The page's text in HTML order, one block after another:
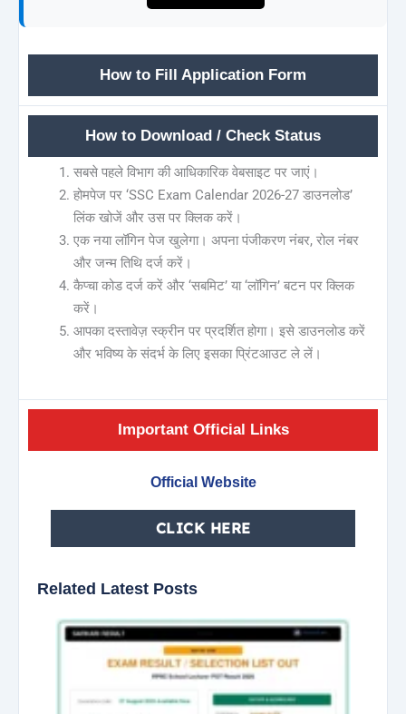
How to Fill Application Form
How to Download / Check Status
सबसे पहले विभाग की आधिकारिक वेबसाइट पर जाएं।
होमपेज पर ‘SSC Exam Calendar 2026-27 डाउनलोड’
लिंक खोजें और उस पर क्लिक करें।
एक नया लॉगिन पेज खुलेगा। अपना पंजीकरण नंबर, रोल नंबर
और जन्म तिथि दर्ज करें।
कैप्चा कोड दर्ज करें और ‘सबमिट’ या ‘लॉगिन’ बटन पर क्लिक
करें।
आपका दस्तावेज़ स्क्रीन पर प्रदर्शित होगा। इसे डाउनलोड करें
और भविष्य के संदर्भ के लिए इसका प्रिंटआउट ले लें।
Important Official Links
Official Website
CLICK HERE
Related Latest Posts